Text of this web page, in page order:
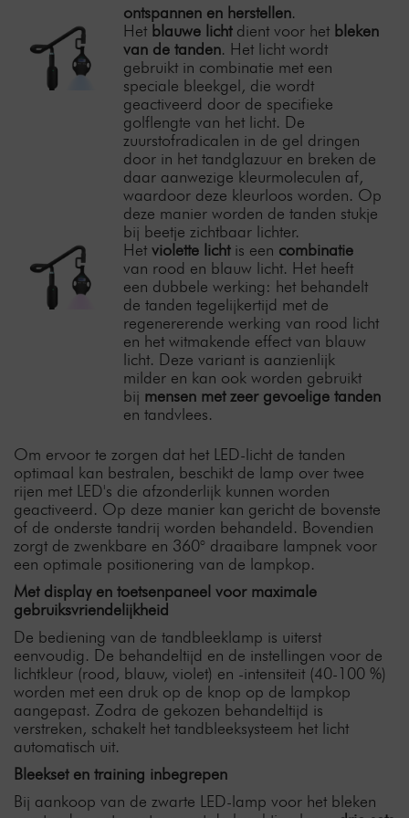
ontspannen en herstellen.
Het blauwe lichtdient voor het bleken
van de tanden. Het licht wordt
gebruikt in combinatie met een
speciale bleekgel, die wordt
geactiveerd door de specifieke
golflengte van het licht. De
zuurstofradicalen in de gel dringen
door in het tandglazuur en breken de
daar aanwezige kleurmoleculen af,
waardoor deze kleurloos worden. Op
deze manier worden de tanden stukje
bij beetje zichtbaar lichter.
Het violette lichtis een combinatie
van rood en blauw licht. Het heeft
een dubbele werking: het behandelt
de tanden tegelijkertijd met de
regenererende werking van rood licht
en het witmakende effect van blauw
licht. Deze variant is aanzienlijk
milder en kan ook worden gebruikt
bij mensen met zeer gevoelige tanden
en tandvlees.
Om ervoor te zorgen dat het LED-licht de tanden
optimaal kan bestralen, beschikt de lamp over twee
rijen met LED's die afzonderlijk kunnen worden
geactiveerd. Op deze manier kan gericht de bovenste
of de onderste tandrij worden behandeld. Bovendien
zorgt de zwenkbare en 360° draaibare lampnek voor
een optimale positionering van de lampkop.
Met display en toetsenpaneel voor maximale
gebruiksvriendelijkheid
De bediening van de tandbleeklamp is uiterst
eenvoudig. De behandeltijd en de instellingen voor de
lichtkleur (rood, blauw, violet) en -intensiteit (40-100 %)
worden met een druk op de knop op de lampkop
aangepast. Zodra de gekozen behandeltijd is
verstreken, schakelt het tandbleeksysteem het licht
automatisch uit.
Bleekset en training inbegrepen
Bij aankoop van de zwarte LED-lamp voor het bleken